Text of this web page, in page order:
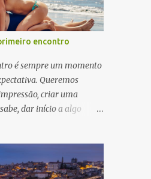
encontro
é sempre um momento
Queremos
criar uma
dar início a algo
Você Mesmo A dica mais